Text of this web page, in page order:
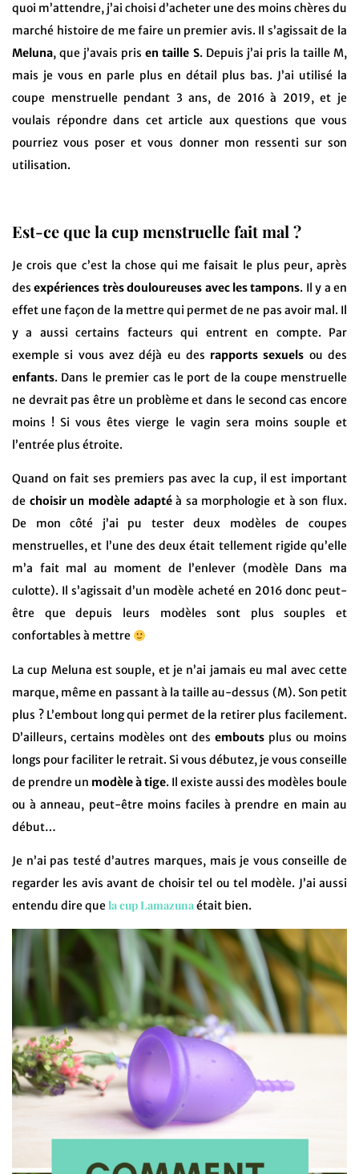
quoi m’attendre, j’ai choisi d’acheter une des moins chères du
marché histoire de me faire un premier avis. Il s’agissait de la
Meluna, que j’avais prisen taille S. Depuis j’ai pris la taille M,
mais je vous en parle plus en détail plus bas. J’ai utilisé la
coupe menstruelle pendant 3 ans, de 2016 à 2019, et je
voulais répondre dans cet article aux questions que vous
pourriez vous poser et vous donner mon ressenti sur son
utilisation.
Est-ce que la cup menstruelle fait mal ?
Je crois que c’est la chose qui me faisait le plus peur, après
desexpériences très douloureuses avec les tampons. Il y a en
effet une façon de la mettre qui permet de ne pas avoir mal. Il
y a aussi certains facteurs qui entrent en compte. Par
exemple si vous avez déjà eu des rapports sexuels ou des
enfants. Dans le premier cas le port de la coupe menstruelle
ne devrait pas être un problème et dans le second cas encore
moins ! Si vous êtes vierge le vagin sera moins souple et
l’entrée plus étroite.
Quand on fait ses premiers pas avec la cup, il est important
de choisir un modèle adaptéà sa morphologie et à son flux.
De mon côté j’ai pu tester deux modèles de coupes
menstruelles, et l’une des deux était tellement rigide qu’elle
m’a fait mal au moment de l’enlever (modèle Dans ma
culotte). Il s’agissait d’un modèle acheté en 2016 donc peut-
être que depuis leurs modèles sont plus souples et
confortables à mettre
La cup Meluna est souple, et je n’ai jamais eu mal avec cette
marque, même en passant à la taille au-dessus (M). Son petit
plus ? L’embout long qui permet de la retirer plus facilement.
D’ailleurs, certains modèles ont des embouts plus ou moins
longs pour faciliter le retrait. Si vous débutez, je vous conseille
de prendre un modèle à tige. Il existe aussi des modèles boule
ou à anneau, peut-être moins faciles à prendre en main au
début…
Je n’ai pas testé d’autres marques, mais je vous conseille de
regarder les avis avant de choisir tel ou tel modèle. J’ai aussi
entendu dire quela cup Lamazunaétait bien.